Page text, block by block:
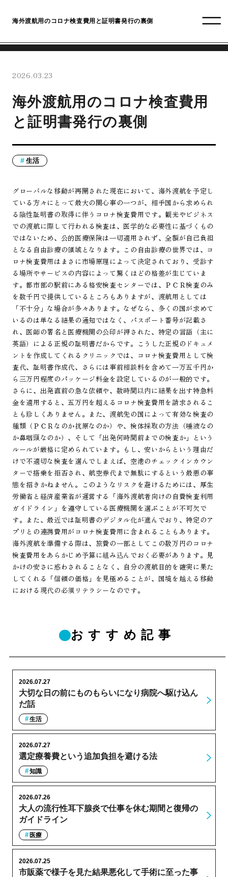
海外渡航用のコロナ検査費用と証明書発行の裏側
2026.03.23
海外渡航用のコロナ検査費用
と証明書発行の裏側
生活
グローバルな移動が再開された現在において、海外渡航を予定し
ている方々にとって最大の関心事の一つが、相手国から求められ
る陰性証明書の取得に伴うコロナ検査費用です。観光やビジネス
での渡航に際して行われる検査は、医学的な必要性に基づくもの
ではないため、公的医療保険は一切適用されず、全額が自己負担
となる自由診療の領域となります。この自由診療の世界では、コ
ロナ検査費用はまさに市場原理によって決定されており、受診す
る場所やサービスの内容によって驚くほどの格差が生じていま
す。都市部の駅前にある格安検査センターでは、ＰＣＲ検査のみ
を数千円で提供しているところもありますが、渡航用としては
「不十分」な場合が多々あります。なぜなら、多くの国が求めて
いるのは単なる結果の通知ではなく、パスポート番号が記載さ
れ、医師の署名と医療機関の公印が押された、特定の言語（主に
英語）による正規の証明書だからです。こうした正規のドキュメ
ントを作成してくれるクリニックでは、コロナ検査費用として検
査代、証明書作成代、さらには事前相談料を含めて一万五千円か
ら三万円程度のパッケージ料金を設定しているのが一般的です。
さらに、出発直前の急な依頼や、数時間以内に結果を出す特急料
金を適用すると、五万円を超えるコロナ検査費用を請求されるこ
とも珍しくありません。また、渡航先の国によって有効な検査の
種類（ＰＣＲなのか抗原なのか）や、検体採取の方法（唾液なの
か鼻咽頭なのか）、そして「出発何時間前までの検査か」という
ルールが厳格に定められています。もし、安いからという理由だ
けで不適切な検査を選んでしまえば、空港のチェックインカウン
ターで搭乗を拒否され、航空券代まで無駄にするという最悪の事
態を招きかねません。このようなリスクを避けるためには、厚生
労働省と経済産業省が運営する「海外渡航者向けの自費検査利用
ガイドライン」を遵守している医療機関を選ぶことが不可欠で
す。また、最近では証明書のデジタル化が進んでおり、特定のア
プリとの連携費用がコロナ検査費用に含まれることもあります。
海外渡航を準備する際は、旅費の一部としてこの数万円のコロナ
検査費用をあらかじめ予算に組み込んでおく必要があります。見
かけの安さに惑わされることなく、自分の渡航目的を確実に果た
してくれる「信頼の価格」を見極めることが、国境を越える移動
における現代の必須リテラシーなのです。
おすすめ記事
大切な日の前にものもらいになり病院へ駆け込ん
だ話
2026.07.27
生活
選定療養費という追加負担を避ける法
2026.07.27
知識
大人の流行性耳下腺炎で仕事を休む期間と復帰の
ガイドライン
2026.07.26
医療
市販薬で様子を見た結果悪化して手術に至った事
2026.07.25